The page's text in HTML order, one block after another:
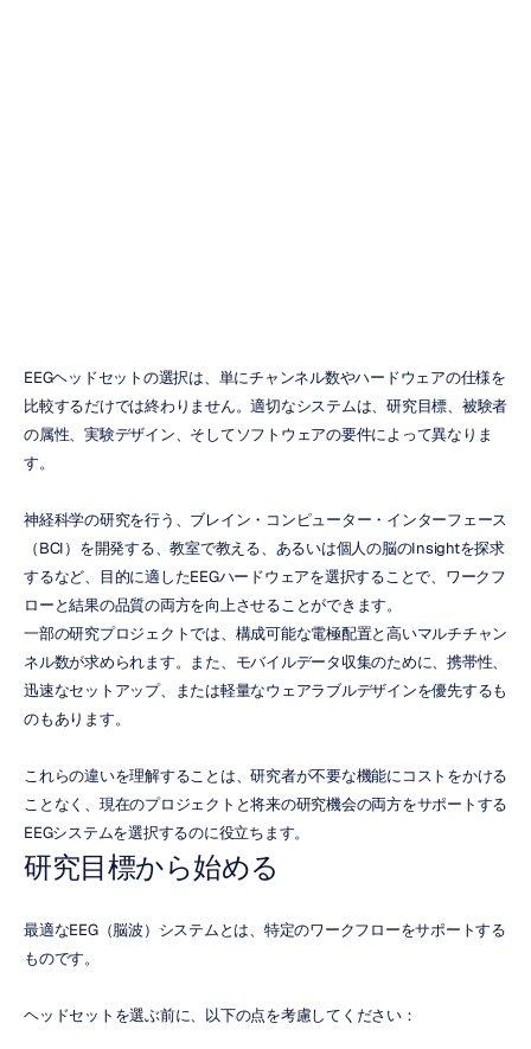
EEGヘッドセットの選択は、単にチャンネル数やハードウェアの仕様を
比較するだけでは終わりません。適切なシステムは、研究目標、被験者
の属性、実験デザイン、そしてソフトウェアの要件によって異なりま
す。
神経科学の研究を行う、ブレイン・コンピューター・インターフェース
（BCI）を開発する、教室で教える、あるいは個人の脳のInsightを探求
するなど、目的に適したEEGハードウェアを選択することで、ワークフ
ローと結果の品質の両方を向上させることができます。
一部の研究プロジェクトでは、構成可能な電極配置と高いマルチチャン
ネル数が求められます。また、モバイルデータ収集のために、携帯性、
迅速なセットアップ、または軽量なウェアラブルデザインを優先するも
のもあります。
これらの違いを理解することは、研究者が不要な機能にコストをかける
ことなく、現在のプロジェクトと将来の研究機会の両方をサポートする
EEGシステムを選択するのに役立ちます。
研究目標から始める
最適なEEG（脳波）システムとは、特定のワークフローをサポートする
ものです。
ヘッドセットを選ぶ前に、以下の点を考慮してください：